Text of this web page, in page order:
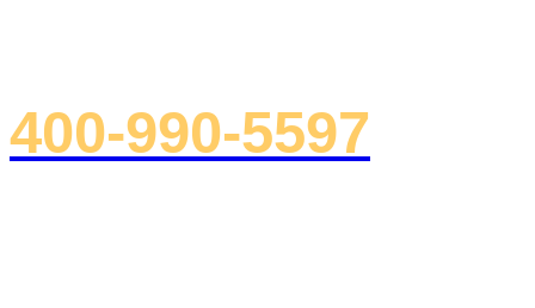
400-990-5597